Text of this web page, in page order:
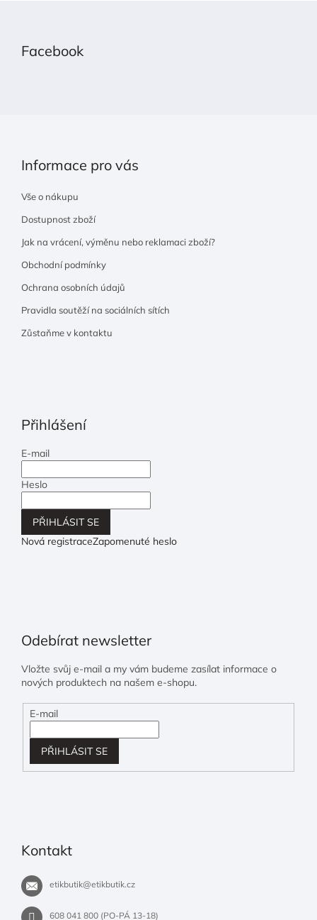
Facebook
Informace pro vás
Vše o nákupu
Dostupnost zboží
Jak na vrácení, výměnu nebo reklamaci zboží?
Obchodní podmínky
Ochrana osobních údajů
Pravidla soutěží na sociálních sítích
Zůstaňme v kontaktu
Přihlášení
E-mail
Heslo
PŘIHLÁSIT SE
Nová registraceZapomenuté heslo
Odebírat newsletter
Vložte svůj e-mail a my vám budeme zasílat informace o
nových produktech na našem e-shopu.
E-mail
PŘIHLÁSIT SE
Kontakt
etikbutik@etikbutik.cz
608 041 800 (PO-PÁ 13-18)